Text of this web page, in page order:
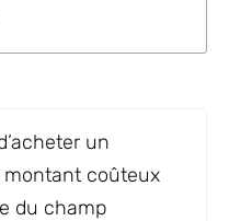
un
montant coûteux
du champ